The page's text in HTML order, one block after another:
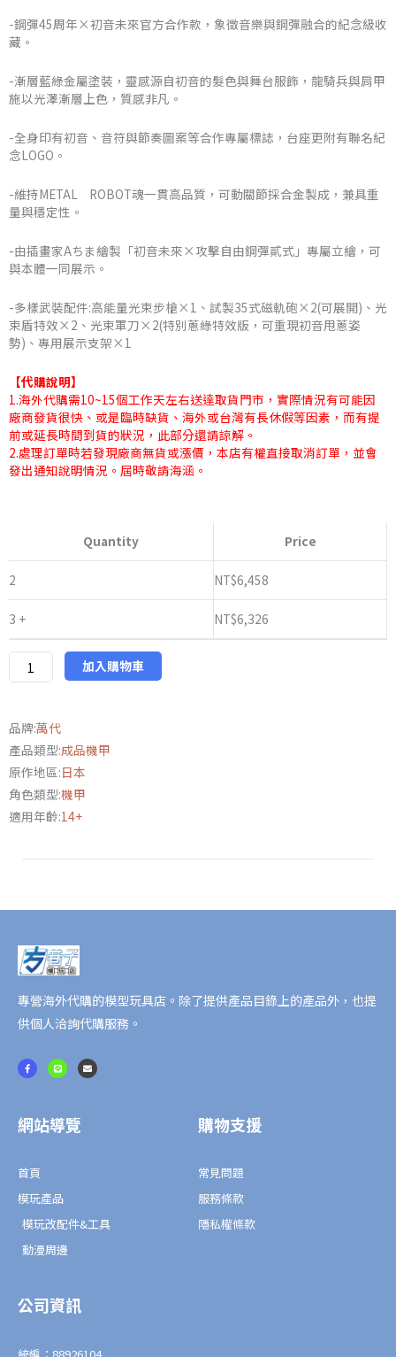
圍：
到
NT$6,590
-鋼彈45周年×初音未來官方合作款，象徵音樂與鋼彈融合的紀念級收
藏。
-漸層藍綠金屬塗裝，靈感源自初音的髮色與舞台服飾，龍騎兵與肩甲
施以光澤漸層上色，質感非凡。
-全身印有初音、音符與節奏圖案等合作專屬標誌，台座更附有聯名紀
念LOGO。
-維持METAL ROBOT魂一貫高品質，可動關節採合金製成，兼具重
量與穩定性。
-由插畫家Aちま繪製「初音未來×攻擊自由鋼彈貳式」專屬立繪，可
與本體一同展示。
-多樣武裝配件:高能量光束步槍×1、試製35式磁軌砲×2(可展開)、光
束盾特效×2、光束軍刀×2(特別蔥綠特效版，可重現初音甩蔥姿
勢)、專用展示支架×1
【代購說明】
1.海外代購需10~15個工作天左右送達取貨門市，實際情況有可能因
廠商發貨很快、或是臨時缺貨、海外或台灣有長休假等因素，而有提
前或延長時間到貨的狀況，此部分還請諒解。
2.處理訂單時若發現廠商無貨或漲價，本店有權直接取消訂單，並會
發出通知說明情況。屆時敬請海涵。
Quantity Price
2 NT$6,458
3 + NT$6,326
代
魂
限
定
METAL
ROBOT
《機
動
戰
士
鋼
攻
由
鋼
彈
式
未
Ver.
數
加入購物車
品牌:萬代
產品類型:成品機甲
原作地區:日本
角色類型:機甲
適用年齡:14+
專營海外代購的模型玩具店。除了提供產品目錄上的產品外，也提
供個人洽詢代購服務。
F
a
c
k
-
L
i
n
E
n
v
網站導覽
首頁
模玩產品
模玩改配件&工具
動漫周邊
購物支援
常見問題
服務條款
隱私權條款
公司資訊